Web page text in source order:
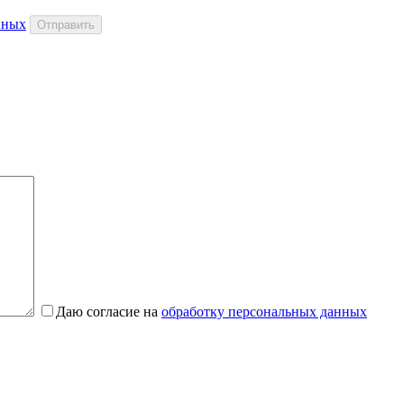
Даю согласие на обработку персональных данных